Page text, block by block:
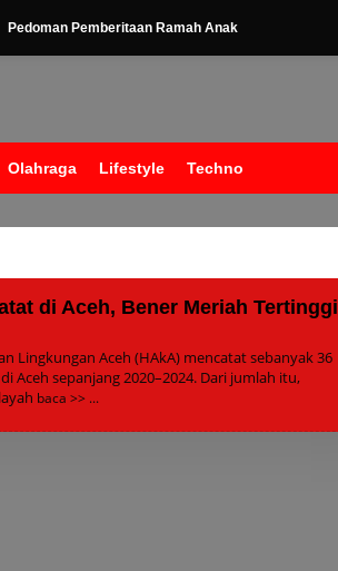
Pedoman Pemberitaan Ramah Anak
Olahraga Lifestyle Techno
di Aceh, Bener Meriah Tertinggi
Lingkungan Aceh (HAkA) mencatat sebanyak 36
Aceh sepanjang 2020–2024. Dari jumlah itu,
baca >>